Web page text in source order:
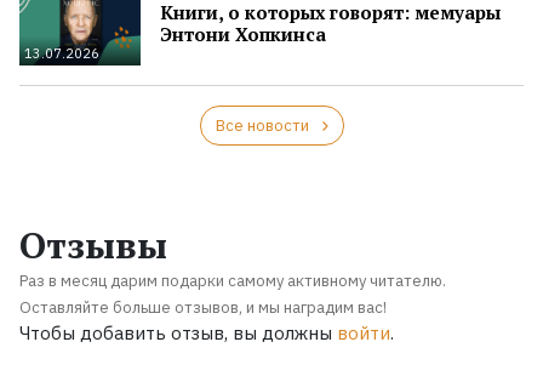
13.07.2026
Книги, о которых говорят: мемуары
Энтони Хопкинса
Все новости
Отзывы
Раз в месяц дарим подарки самому активному читателю.
Оставляйте больше отзывов, и мы наградим вас!
Чтобы добавить отзыв, вы должны войти.